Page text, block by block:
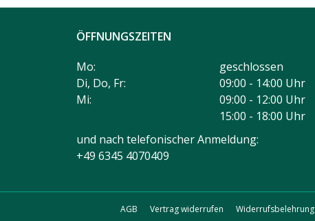
ÖFFNUNGSZEITEN
Mo:
geschlossen
Di, Do, Fr:
09:00 - 14:00 Uhr
Mi:
09:00 - 12:00 Uhr
15:00 - 18:00 Uhr
und nach telefonischer Anmeldung:
+49 6345 4070409
AGB Vertrag widerrufen Widerrufsbelehrung